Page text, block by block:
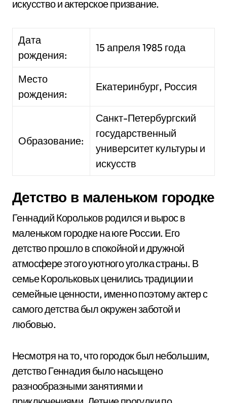
искусство и актерское призвание.
Дата
рождения:
15 апреля 1985 года
Место
рождения:
Екатеринбург, Россия
Образование:
Санкт-Петербургский
государственный
университет культуры и
искусств
Детство в маленьком городке
Геннадий Корольков родился и вырос в
маленьком городке на юге России. Его
детство прошло в спокойной и дружной
атмосфере этого уютного уголка страны. В
семье Корольковых ценились традиции и
семейные ценности, именно поэтому актер с
самого детства был окружен заботой и
любовью.
Несмотря на то, что городок был небольшим,
детство Геннадия было насыщено
разнообразными занятиями и